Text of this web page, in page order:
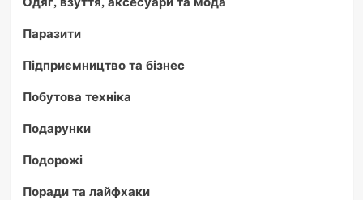
Паразити
Підприємництво та бізнес
Побутова техніка
Подарунки
Подорожі
Поради та лайфхаки